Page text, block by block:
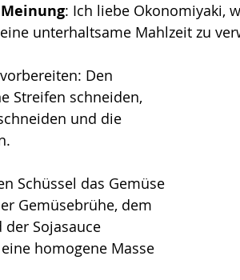
: Ich liebe Okonomiyaki,
unterhaltsame Mahlzeit zu
Den
Streifen schneiden,
und die
Schüssel das Gemüse
Gemüsebrühe, dem
Sojasauce
homogene Masse